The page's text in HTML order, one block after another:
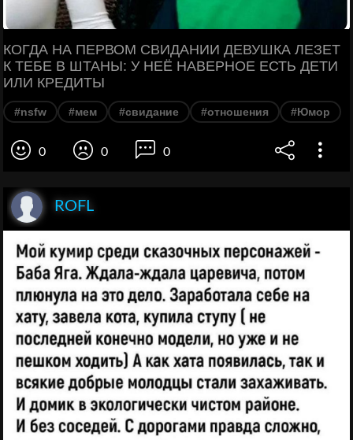
КОГДА НА ПЕРВОМ СВИДАНИИ ДЕВУШКА ЛЕЗЕТ
К ТЕБЕ В ШТАНЫ: У НЕЁ НАВЕРНОЕ ЕСТЬ ДЕТИ
ИЛИ КРЕДИТЫ
#nsfw #мем #свидание #отношения #Юмор
0 0 0
ROFL